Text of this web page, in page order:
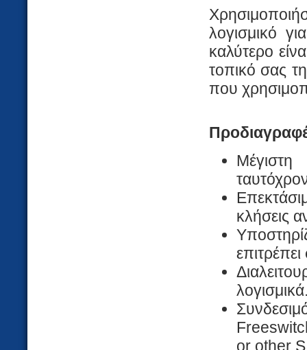
λογισμικό
καλύτερο
τοπικό σας
που
κλήσεις
or other